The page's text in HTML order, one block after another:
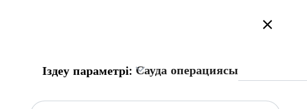
Мемл. жүйелер
Іздеу параметрі: Сауда операциясы